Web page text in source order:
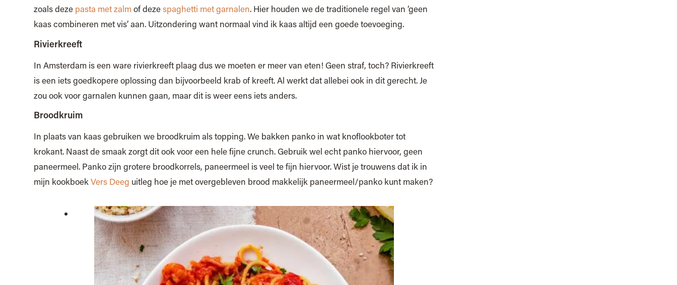
zoals deze pasta met zalm of dezespaghetti met garnalen. Hier houden we de traditionele regel van ‘geen
kaas combineren met vis’ aan. Uitzondering want normaal vind ik kaas altijd een goede toevoeging.
Rivierkreeft
In Amsterdam is een ware rivierkreeft plaag dus we moeten er meer van eten! Geen straf, toch? Rivierkreeft
is een iets goedkopere oplossing dan bijvoorbeeld krab of kreeft. Al werkt dat allebei ook in dit gerecht. Je
zou ook voor garnalen kunnen gaan, maar dit is weer eens iets anders.
Broodkruim
In plaats van kaas gebruiken we broodkruim als topping. We bakken panko in wat knoflookboter tot
krokant. Naast de smaak zorgt dit ook voor een hele fijne crunch. Gebruik wel echt panko hiervoor, geen
paneermeel. Panko zijn grotere broodkorrels, paneermeel is veel te fijn hiervoor. Wist je trouwens dat ik in
mijn kookboekVers Deeg uitleg hoe je met overgebleven brood makkelijk paneermeel/panko kunt maken?